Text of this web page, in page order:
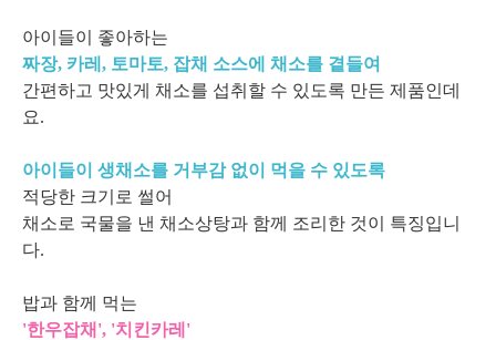
아이들이 좋아하는
짜장, 카레, 토마토, 잡채 소스에 채소를 곁들여
간편하고 맛있게 채소를 섭취할 수 있도록 만든 제품인데
요.
아이들이 생채소를 거부감 없이 먹을 수 있도록
적당한 크기로 썰어
채소로 국물을 낸 채소상탕과 함께 조리한 것이 특징입니
다.
밥과 함께 먹는
'한우잡채', '치킨카레'